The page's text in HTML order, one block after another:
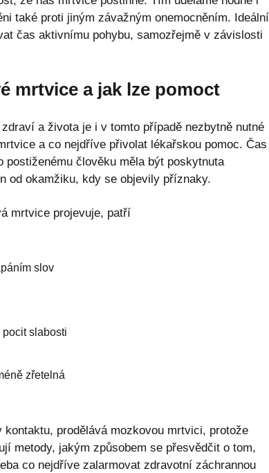
také proti jiným závažným onemocněním. Ideální
čas aktivnímu pohybu, samozřejmě v závislosti
mrtvice a jak lze pomoct
a života je i v tomto případě nezbytně nutné
a co nejdříve přivolat lékařskou pomoc. Čas
člověku měla být poskytnuta
od okamžiku, kdy se objevily příznaky.
mrtvice projevuje, patří
slov
slabosti
zřetelná
prodělává mozkovou mrtvici, protože
metody, jakým způsobem se přesvědčit o tom,
co nejdříve zalarmovat zdravotní záchrannou